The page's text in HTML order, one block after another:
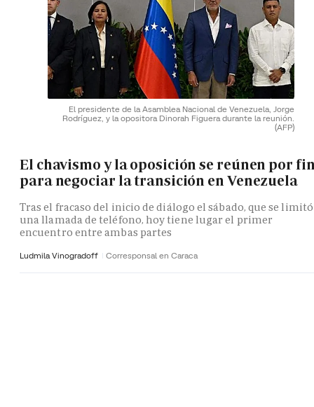
El presidente de la Asamblea Nacional de Venezuela, Jorge
Rodríguez, y la opositora Dinorah Figuera durante la reunión.
(AFP)
El chavismo y la oposición se reúnen por
para negociar la transición en Venezuela
Tras el fracaso del inicio de diálogo el sábado, que se
una llamada de teléfono, hoy tiene lugar el primer
encuentro entre ambas partes
Ludmila Vinogradoff Corresponsal en Caraca